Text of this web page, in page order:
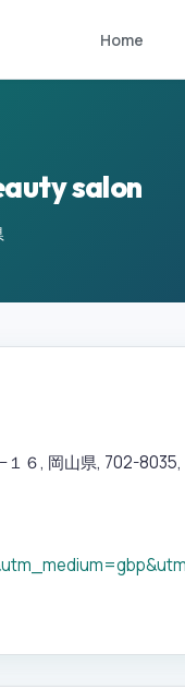
Home
salon
１６, 岡山県, 702-